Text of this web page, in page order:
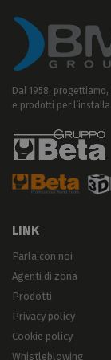
Dal 1958,
e prodotti per
LINK
Parla con noi
Agenti di zona
Prodotti
Privacy policy
Cookie policy
Whistleblowing